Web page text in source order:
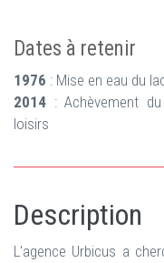
Dates à retenir
1976 : Mise en eau du
2014 : Achèvement
loisirs
Description
L'agence Urbicus a